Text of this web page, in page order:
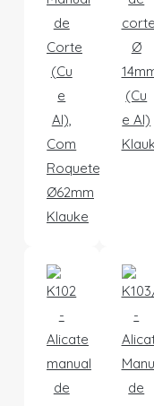
de
Corte
(Cu
e
Al),
Com
Roquete,
Ø62mm
Klauke
Ø
(Cu
e Al)